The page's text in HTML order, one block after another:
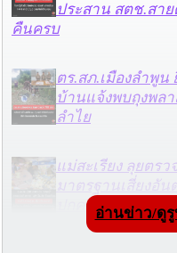
ประสาน สตช.สา
คืนครบ
ตร.สภ.เมืองลำพูน
บ้านแจ้งพบถุงพล
ลำไย
แม่สะเรียง ลุยตร
มาตรฐานเสี่ยงอั
ปกครองเฝ้าระวัง
อ่านข่าว/ดูรู